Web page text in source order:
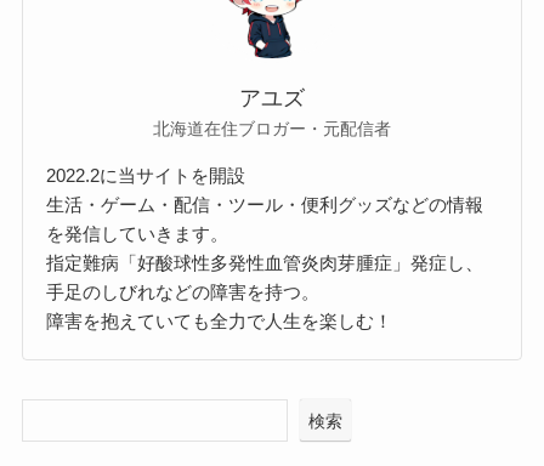
アユズ
北海道在住ブロガー・元配信者
2022.2に当サイトを開設
生活・ゲーム・配信・ツール・便利グッズなどの情報
を発信していきます。
指定難病「好酸球性多発性血管炎肉芽腫症」発症し、
手足のしびれなどの障害を持つ。
障害を抱えていても全力で人生を楽しむ！
検索